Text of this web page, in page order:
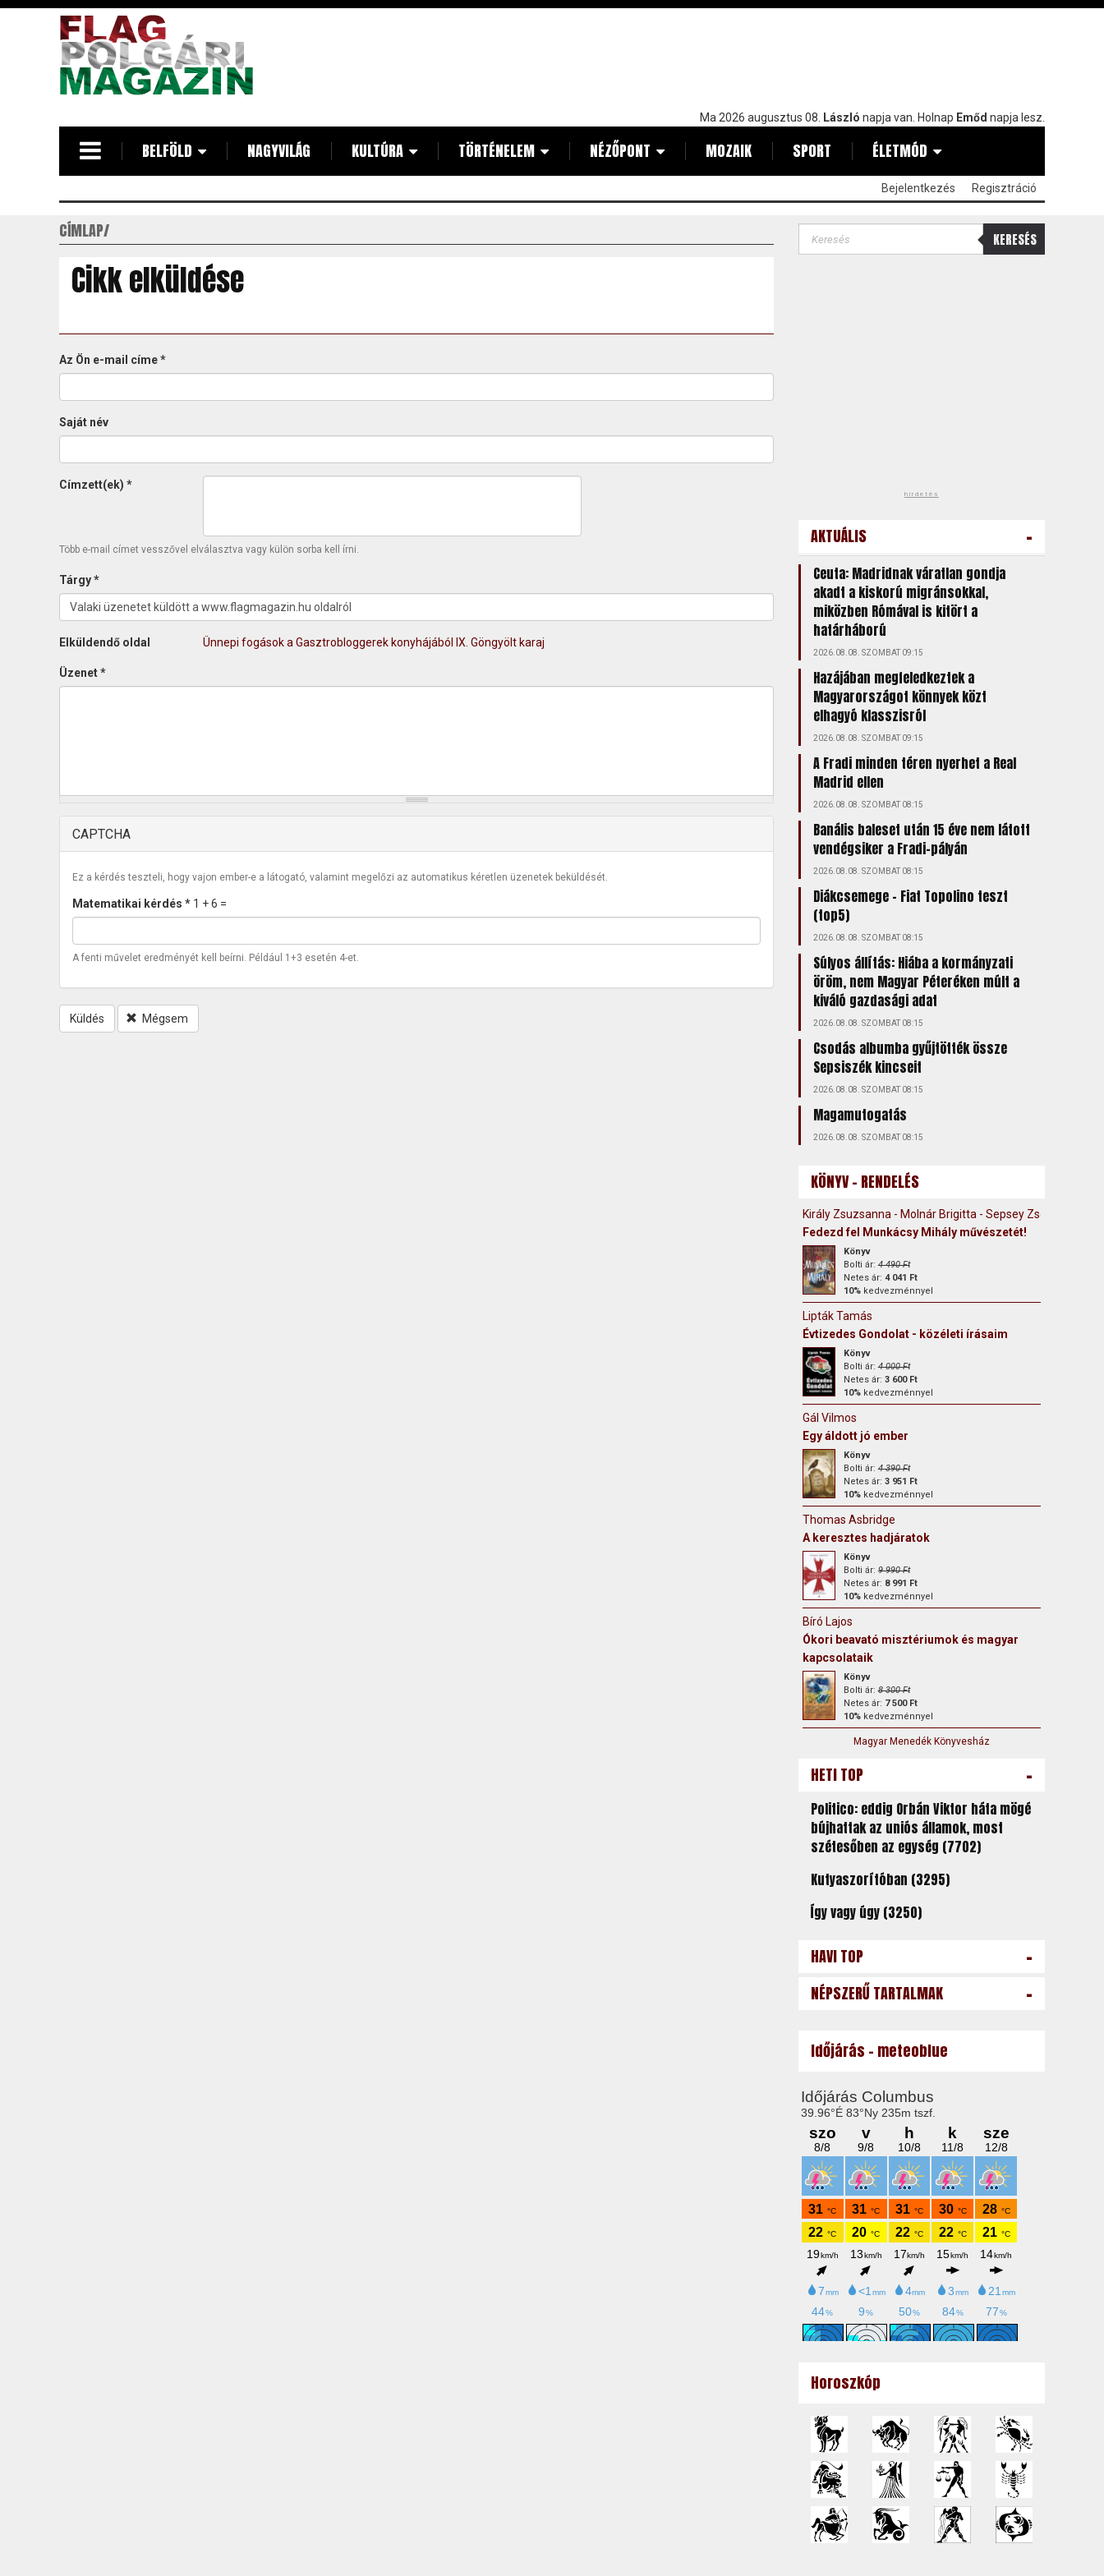
Ma 2026 augusztus 08. László napja van. Holnap Emőd napja lesz.
BELFÖLD NAGYVILÁG KULTÚRA TÖRTÉNELEM NÉZŐPONT MOZAIK SPORT ÉLETMÓD
Bejelentkezés Regisztráció
CÍMLAP
Cikk elküldése
Az Ön e-mail címe*
Saját név
Címzett(ek) *
Több e-mail címet vesszővel elválasztva vagy külön sorba kell írni.
Tárgy*
Elküldendő oldal Ünnepi fogások a Gasztrobloggerek konyhájából IX. Göngyölt karaj
Üzenet*
CAPTCHA
Ez a kérdés teszteli, hogy vajon ember-e a látogató, valamint megelőzi az automatikus kéretlen üzenetek beküldését.
Matematikai kérdés * 1 + 6 =
A fenti művelet eredményét kell beírni. Például 1+3 esetén 4-et.
Küldés Mégsem
KERESÉS
hirdetés
AKTUÁLIS -
Ceuta: Madridnak váratlan gondja
akadt a kiskorú migránsokkal,
miközben Rómával is kitört a
határháború
2026.08.08. SZOMBAT 09:15
Hazájában megfeledkeztek a
Magyarországot könnyek közt
elhagyó klasszisról
2026.08.08. SZOMBAT 09:15
A Fradi minden téren nyerhet a Real
Madrid ellen
2026.08.08. SZOMBAT 08:15
Banális baleset után 15 éve nem látott
vendégsiker a Fradi-pályán
2026.08.08. SZOMBAT 08:15
Diákcsemege – Fiat Topolino teszt
(top5)
2026.08.08. SZOMBAT 08:15
Súlyos állítás: Hiába a kormányzati
öröm, nem Magyar Péteréken múlt a
kiváló gazdasági adat
2026.08.08. SZOMBAT 08:15
Csodás albumba gyűjtötték össze
Sepsiszék kincseit
2026.08.08. SZOMBAT 08:15
Magamutogatás
2026.08.08. SZOMBAT 08:15
KÖNYV - RENDELÉS
Király Zsuzsanna - Molnár Brigitta - Sepsey Zsófia
Fedezd fel Munkácsy Mihály művészetét!
Könyv
Bolti ár:4 490 Ft
Netes ár: 4 041 Ft
10%kedvezménnyel
Lipták Tamás
Évtizedes Gondolat - közéleti írásaim
Könyv
Bolti ár:4 000 Ft
Netes ár: 3 600 Ft
10%kedvezménnyel
Gál Vilmos
Egy áldott jó ember
Könyv
Bolti ár:4 390 Ft
Netes ár: 3 951 Ft
10%kedvezménnyel
Thomas Asbridge
A keresztes hadjáratok
Könyv
Bolti ár:9 990 Ft
Netes ár: 8 991 Ft
10%kedvezménnyel
Bíró Lajos
Ókori beavató misztériumok és magyar
kapcsolataik
Könyv
Bolti ár:8 300 Ft
Netes ár: 7 500 Ft
10%kedvezménnyel
Magyar Menedék Könyvesház
HETI TOP -
Politico: eddig Orbán Viktor háta mögé
bújhattak az uniós államok, most
szétesőben az egység (7702)
Kutyaszorítóban (3295)
Így vagy úgy (3250)
HAVI TOP -
NÉPSZERŰ TARTALMAK -
Időjárás - meteoblue
Horoszkóp